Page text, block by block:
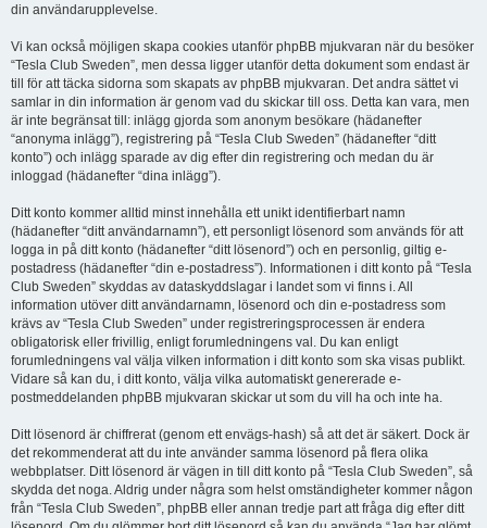
din användarupplevelse.
Vi kan också möjligen skapa cookies utanför phpBB mjukvaran när du besöker
“Tesla Club Sweden”, men dessa ligger utanför detta dokument som endast är
till för att täcka sidorna som skapats av phpBB mjukvaran. Det andra sättet vi
samlar in din information är genom vad du skickar till oss. Detta kan vara, men
är inte begränsat till: inlägg gjorda som anonym besökare (hädanefter
“anonyma inlägg”), registrering på “Tesla Club Sweden” (hädanefter “ditt
konto”) och inlägg sparade av dig efter din registrering och medan du är
inloggad (hädanefter “dina inlägg”).
Ditt konto kommer alltid minst innehålla ett unikt identifierbart namn
(hädanefter “ditt användarnamn”), ett personligt lösenord som används för att
logga in på ditt konto (hädanefter “ditt lösenord”) och en personlig, giltig e-
postadress (hädanefter “din e-postadress”). Informationen i ditt konto på “Tesla
Club Sweden” skyddas av dataskyddslagar i landet som vi finns i. All
information utöver ditt användarnamn, lösenord och din e-postadress som
krävs av “Tesla Club Sweden” under registreringsprocessen är endera
obligatorisk eller frivillig, enligt forumledningens val. Du kan enligt
forumledningens val välja vilken information i ditt konto som ska visas publikt.
Vidare så kan du, i ditt konto, välja vilka automatiskt genererade e-
postmeddelanden phpBB mjukvaran skickar ut som du vill ha och inte ha.
Ditt lösenord är chiffrerat (genom ett envägs-hash) så att det är säkert. Dock är
det rekommenderat att du inte använder samma lösenord på flera olika
webbplatser. Ditt lösenord är vägen in till ditt konto på “Tesla Club Sweden”, så
skydda det noga. Aldrig under några som helst omständigheter kommer någon
från “Tesla Club Sweden”, phpBB eller annan tredje part att fråga dig efter ditt